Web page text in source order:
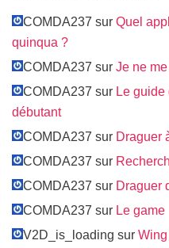
COMDA237 sur Quel
quinqua ?
COMDA237 sur Je ne
COMDA237 sur Le guide
débutant
COMDA237 sur Draguer
COMDA237 sur
COMDA237 sur Draguer
COMDA237 sur Le game
V2D_is_loading sur